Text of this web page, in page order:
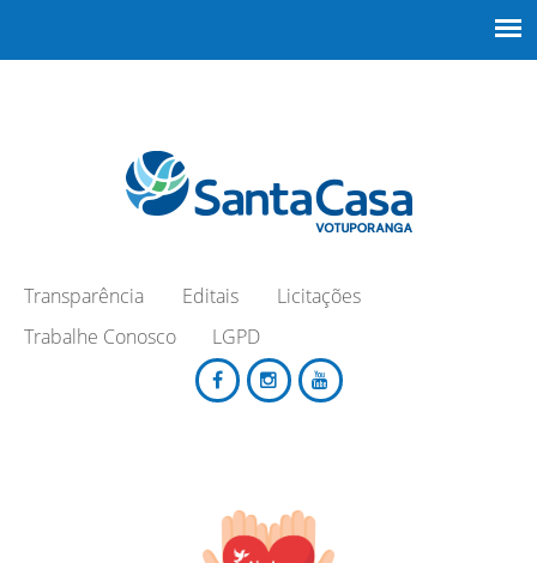
Transparência Editais
Licitações
Trabalhe Conosco
LGPD